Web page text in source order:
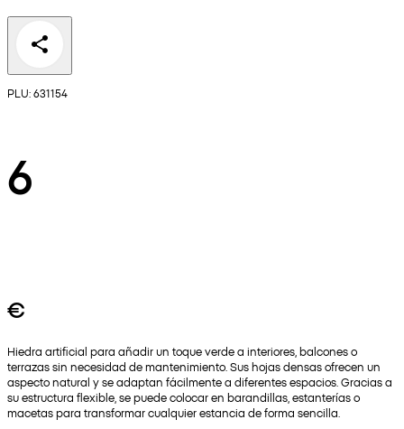
PLU: 631154
6
€
Hiedra artificial para añadir un toque verde a interiores, balcones o
terrazas sin necesidad de mantenimiento. Sus hojas densas ofrecen un
aspecto natural y se adaptan fácilmente a diferentes espacios. Gracias a
su estructura flexible, se puede colocar en barandillas, estanterías o
macetas para transformar cualquier estancia de forma sencilla.